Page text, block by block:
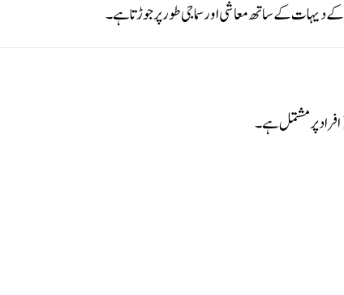
دیہات کے ساتھ معاشی اور سماجی طور پر جوڑتا ہے۔